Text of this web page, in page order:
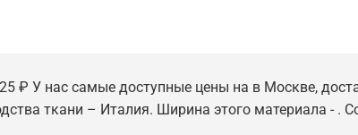
₽ У нас самые доступные цены на в Москве,
ткани – Италия. Ширина этого материала - .